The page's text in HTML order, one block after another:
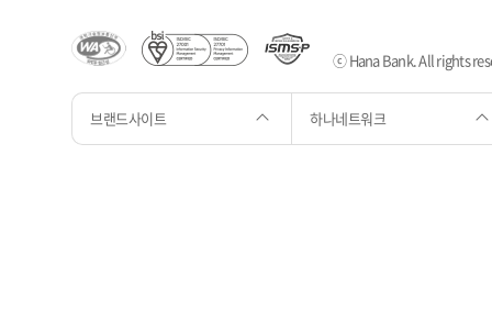
ⓒ Hana Bank. All rights
브랜드사이트 하나네트워크